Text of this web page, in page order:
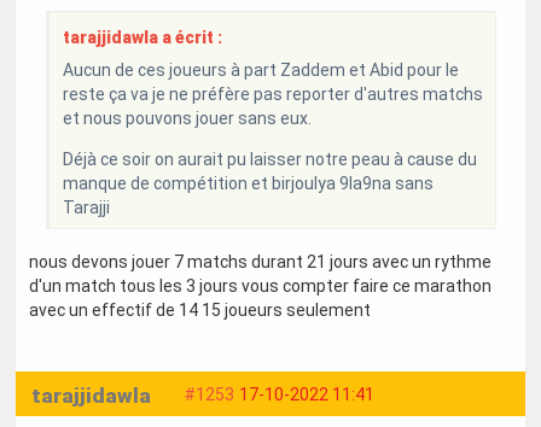
tarajjidawla a écrit :
Aucun de ces joueurs à part Zaddem et Abid pour le
reste ça va je ne préfère pas reporter d'autres matchs
et nous pouvons jouer sans eux.
Déjà ce soir on aurait pu laisser notre peau à cause du
manque de compétition et birjoulya 9la9na sans
Tarajji
nous devons jouer 7 matchs durant 21 jours avec un rythme
d'un match tous les 3 jours vous compter faire ce marathon
avec un effectif de 14 15 joueurs seulement
#1253 17-10-2022 11:41
tarajjidawla